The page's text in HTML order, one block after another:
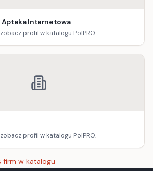
Apteka Internetowa
profil w katalogu PolPRO.
profil w katalogu PolPRO.
firm w katalogu